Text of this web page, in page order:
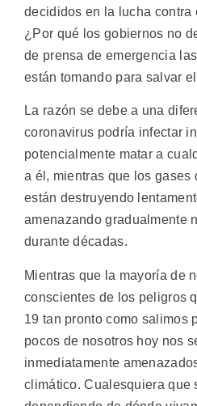
decididos en la lucha contra
¿Por qué los gobiernos no
de prensa de emergencia
están tomando para salvar
La razón se debe a una
coronavirus podría infectar
potencialmente matar a
a él, mientras que los gases
están destruyendo
amenazando gradualmente
durante décadas.
Mientras que la mayoría de
conscientes de los peligros
19 tan pronto como salimos
pocos de nosotros hoy nos
inmediatamente
climático. Cualesquiera que